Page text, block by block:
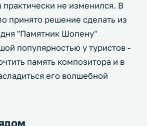
не изменился. В
принято решение сделать из
"Памятник Шопену"
популярностью у туристов -
память композитора и в
его волшебной